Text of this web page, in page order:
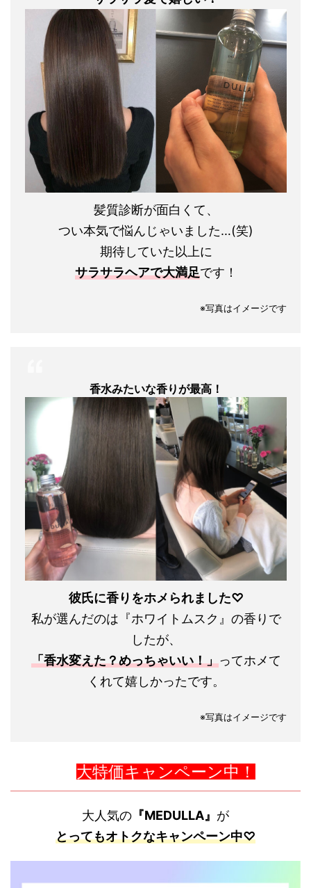
髪質診断が面白くて、
つい本気で悩んじゃいました…(笑)
期待していた以上に
サラサラヘアで大満足です！
※写真はイメージです
香水みたいな香りが最高！
彼氏に香りをホメられました♡
私が選んだのは『ホワイトムスク』の香りで
したが、
「香水変えた？めっちゃいい！」ってホメて
くれて嬉しかったです。
※写真はイメージです
大特価キャンペーン中！
大人気の 『MEDULLA』 が
とってもオトクなキャンペーン中♡